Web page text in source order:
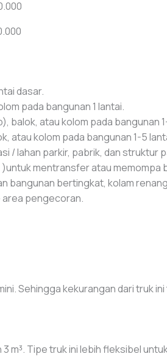
dasar.
pada bangunan 1 lantai.
balok, atau kolom pada bangunan
atau kolom pada bangunan 1-5
/ lahan parkir, pabrik, dan struktur
mentransfer atau memompa
bangunan bertingkat, kolam
area pengecoran.
Sehingga kekurangan dari truk
m³. Tipe truk ini lebih fleksibel